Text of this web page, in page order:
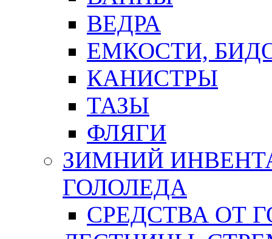
ВЕДРА
ЕМКОСТИ,
КАНИСТРЫ
ТАЗЫ
ФЛЯГИ
ЗИМНИЙ
ГОЛОЛЕДА
СРЕДСТВА ОТ